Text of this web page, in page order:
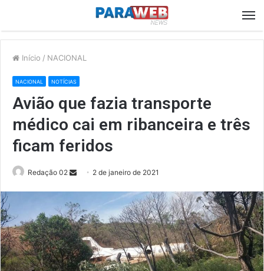
Início / NACIONAL
NACIONAL NOTÍCIAS
Avião que fazia transporte
médico cai em ribanceira e três
ficam feridos
Redação 02
Send 2 de janeiro de 2021